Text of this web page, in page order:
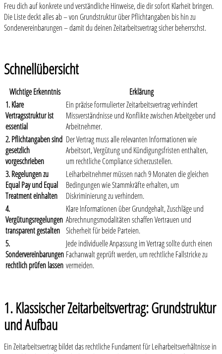
Freu dich auf konkrete und verständliche Hinweise, die dir sofort Klarheit bringen.
Die Liste deckt alles ab – von Grundstruktur über Pflichtangaben bis hin zu
Sondervereinbarungen – damit du deinen Zeitarbeitsvertrag sicher beherrschst.
Schnellübersicht
Wichtige Erkenntnis
Erklärung
1. Klare
Vertragsstruktur ist
essential
Ein präzise formulierter Zeitarbeitsvertrag verhindert
Missverständnisse und Konflikte zwischen Arbeitgeber und
Arbeitnehmer.
2. Pflichtangaben sind
gesetzlich
vorgeschrieben
Der Vertrag muss alle relevanten Informationen wie
Arbeitsort, Vergütung und Kündigungsfristen enthalten,
um rechtliche Compliance sicherzustellen.
3. Regelungen zu
Equal Pay und Equal
Treatment einhalten
Leiharbeitnehmer müssen nach 9 Monaten die gleichen
Bedingungen wie Stammkräfte erhalten, um
Diskriminierung zu verhindern.
4.
Vergütungsregelungen
transparent gestalten
Klare Informationen über Grundgehalt, Zuschläge und
Abrechnungsmodalitäten schaffen Vertrauen und
Sicherheit für beide Parteien.
5.
Sondervereinbarungen
rechtlich prüfen lassen
Jede individuelle Anpassung im Vertrag sollte durch einen
Fachanwalt geprüft werden, um rechtliche Fallstricke zu
vermeiden.
1. Klassischer Zeitarbeitsvertrag: Grundstruktur
und Aufbau
Ein Zeitarbeitsvertrag bildet das rechtliche Fundament für Leiharbeitsverhältnisse in